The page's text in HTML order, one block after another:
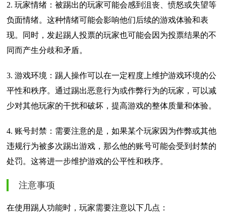
2. 玩家情绪：被踢出的玩家可能会感到沮丧、愤怒或失望等
负面情绪。这种情绪可能会影响他们后续的游戏体验和表
现。同时，发起踢人投票的玩家也可能会因为投票结果的不
同而产生分歧和矛盾。
3. 游戏环境：踢人操作可以在一定程度上维护游戏环境的公
平性和秩序。通过踢出恶意行为或作弊行为的玩家，可以减
少对其他玩家的干扰和破坏，提高游戏的整体质量和体验。
4. 账号封禁：需要注意的是，如果某个玩家因为作弊或其他
违规行为被多次踢出游戏，那么他的账号可能会受到封禁的
处罚。这将进一步维护游戏的公平性和秩序。
注意事项
在使用踢人功能时，玩家需要注意以下几点：